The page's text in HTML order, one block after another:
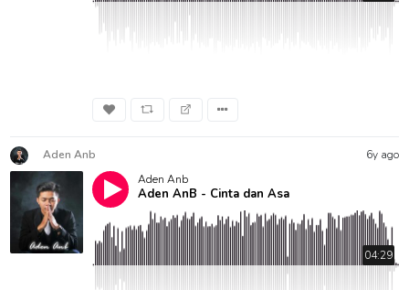
Aden Anb
6y ago
Aden Anb
Aden AnB - Cinta dan Asa
04:29